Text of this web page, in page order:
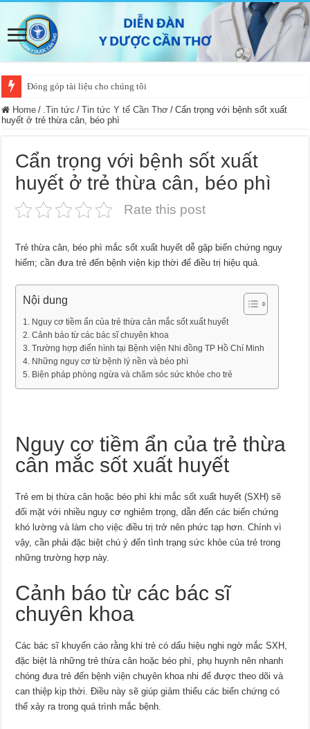
Đóng góp tài liệu cho chúng tôi
Home / .Tin tức / Tin tức Y tế Cần Thơ / Cẩn trọng với bệnh sốt xuất
huyết ở trẻ thừa cân, béo phì
Cẩn trọng với bệnh sốt xuất
huyết ở trẻ thừa cân, béo phì
Rate this post
Trẻ thừa cân, béo phì mắc sốt xuất huyết dễ gặp biến chứng nguy
hiểm; cần đưa trẻ đến bệnh viện kịp thời để điều trị hiệu quả.
Nội dung
Nguy cơ tiềm ẩn của trẻ thừa cân mắc sốt xuất huyết
Cảnh báo từ các bác sĩ chuyên khoa
Trường hợp điển hình tại Bệnh viện Nhi đồng TP Hồ Chí Minh
Những nguy cơ từ bệnh lý nền và béo phì
Biện pháp phòng ngừa và chăm sóc sức khỏe cho trẻ
Nguy cơ tiềm ẩn của trẻ thừa
cân mắc sốt xuất huyết
Trẻ em bị thừa cân hoặc béo phì khi mắc sốt xuất huyết (SXH) sẽ
đối mặt với nhiều nguy cơ nghiêm trọng, dẫn đến các biến chứng
khó lường và làm cho việc điều trị trở nên phức tạp hơn. Chính vì
vậy, cần phải đặc biệt chú ý đến tình trạng sức khỏe của trẻ trong
những trường hợp này.
Cảnh báo từ các bác sĩ
chuyên khoa
Các bác sĩ khuyến cáo rằng khi trẻ có dấu hiệu nghi ngờ mắc SXH,
đặc biệt là những trẻ thừa cân hoặc béo phì, phụ huynh nên nhanh
chóng đưa trẻ đến bệnh viện chuyên khoa nhi để được theo dõi và
can thiệp kịp thời. Điều này sẽ giúp giảm thiểu các biến chứng có
thể xảy ra trong quá trình mắc bệnh.